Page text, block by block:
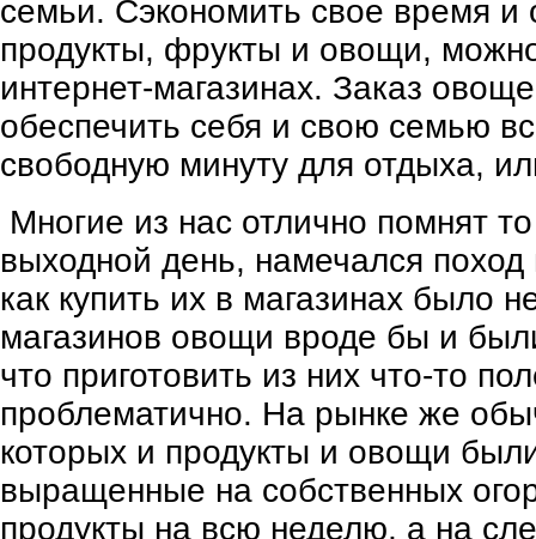
семьи. Сэкономить свое время и
продукты, фрукты и овощи,
интернет-магазинах. Заказ
обеспечить себя и свою семью
свободную минуту для отдыха,
Многие из нас отлично помнят
выходной день, намечался
как купить их в магазинах было
магазинов овощи вроде бы и
что приготовить из них что-то
проблематично. На рынке же
которых и продукты и овощи
выращенные на собственных
продукты на всю неделю, а на